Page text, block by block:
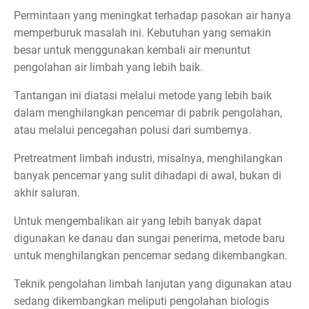
Permintaan yang meningkat terhadap pasokan air hanya
memperburuk masalah ini. Kebutuhan yang semakin
besar untuk menggunakan kembali air menuntut
pengolahan air limbah yang lebih baik.
Tantangan ini diatasi melalui metode yang lebih baik
dalam menghilangkan pencemar di pabrik pengolahan,
atau melalui pencegahan polusi dari sumbernya.
Pretreatment limbah industri, misalnya, menghilangkan
banyak pencemar yang sulit dihadapi di awal, bukan di
akhir saluran.
Untuk mengembalikan air yang lebih banyak dapat
digunakan ke danau dan sungai penerima, metode baru
untuk menghilangkan pencemar sedang dikembangkan.
Teknik pengolahan limbah lanjutan yang digunakan atau
sedang dikembangkan meliputi pengolahan biologis